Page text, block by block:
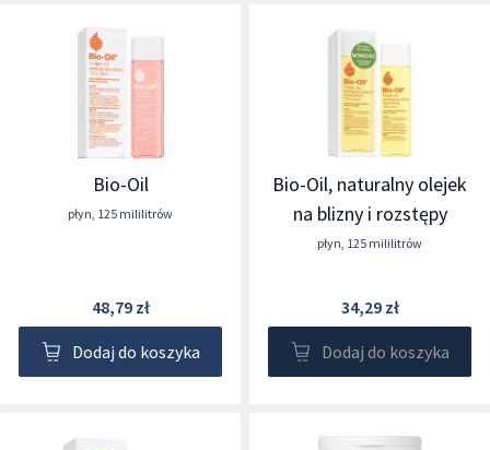
Bio-Oil
płyn, 125 mililitrów
48,79 zł
Dodaj do koszyka
Bio-Oil, naturalny olejek
na blizny i rozstępy
płyn, 125 mililitrów
34,29 zł
Dodaj do koszyka